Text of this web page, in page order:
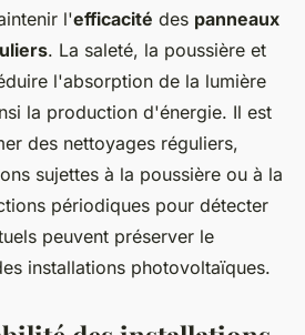
l'efficacité des panneaux
. La saleté, la poussière et
l'absorption de la lumière
la production d'énergie. Il est
des nettoyages réguliers,
sujettes à la poussière ou à la
périodiques pour détecter
peuvent préserver le
installations photovoltaïques.